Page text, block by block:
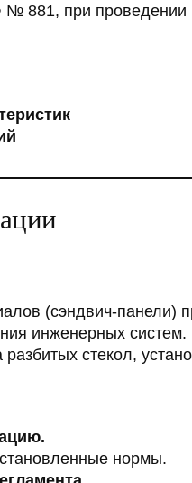
881, при проведении
(сэндвич-панели)
инженерных систем.
стекол,
нормы.